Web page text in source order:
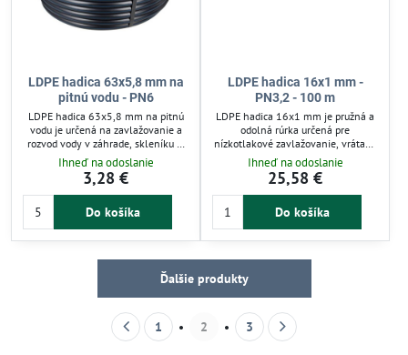
LDPE hadica 63x5,8 mm na
pitnú vodu - PN6
LDPE hadica 63x5,8 mm na pitnú
vodu je určená na zavlažovanie a
rozvod vody v záhrade, skleníku či
poľnohospodárstve. Flexibilný
nízkohustotný polyetylén
zabezpečuje jednoduchú
manipuláciu aj pri nízkych
teplotách a odolnosť voči UV
barov, ideálna pre kvapkovú
Ihneď na odoslanie
3,28 €
Do košíka
LDPE hadica 16x1 mm -
PN3,2 - 100 m
LDPE hadica 16x1 mm je pružná a
odolná rúrka určená pre
nízkotlakové zavlažovanie, vrátane
kvapkovej a mikrozávlahy. Mäkký
materiál uľahčuje inštaláciu a
obchádzanie prekážok. Vhodná pre
záhrady, skleníky a
poľnohospodárske plochy, s dlhou
poveternostným vplyvom. Balenie
Ihneď na odoslanie
25,58 €
Do košíka
Ďalšie produkty
1 2 3